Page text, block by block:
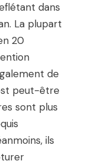
dans
La plupart
20
de
peut-être
sont plus
ils